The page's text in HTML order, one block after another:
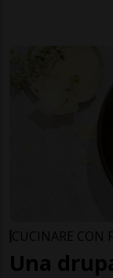
CUCINARE CON
Una